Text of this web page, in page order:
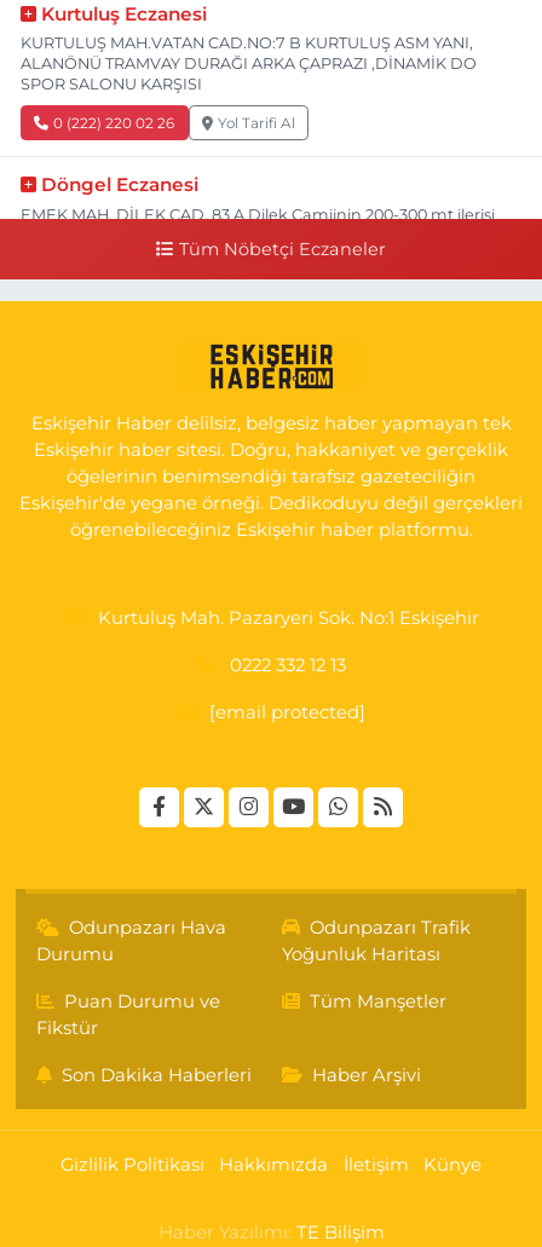
Kurtuluş Eczanesi
KURTULUŞ MAH.VATAN CAD.NO:7 B KURTULUŞ ASM YANI,
ALANÖNÜ TRAMVAY DURAĞI ARKA ÇAPRAZI ,DİNAMİK DO
SPOR SALONU KARŞISI
0 (222) 220 02 26 Yol Tarifi Al
Döngel Eczanesi
EMEK MAH. DİLEK CAD. 83 A Dilek Camiinin 200-300 mt ilerisi
İSTİKLAL MAH. ŞAİR FUZULİ CAD. NO:35 A HAVA HASTANESİ
KARŞI KÖŞESİ ŞAİR FUZULİ AİLE SAĞLIĞI MERKEZİ KARŞISI
0 (222) 230 11 31 Yol Tarifi Al
Tüm Nöbetçi Eczaneler
Eskişehir Haber delilsiz, belgesiz haber yapmayan tek
Eskişehir haber sitesi. Doğru, hakkaniyet ve gerçeklik
öğelerinin benimsendiği tarafsız gazeteciliğin
Eskişehir'de yegane örneği. Dedikoduyu değil gerçekleri
öğrenebileceğiniz Eskişehir haber platformu.
Kurtuluş Mah. Pazaryeri Sok. No:1 Eskişehir
0222 332 12 13
[email protected]
Odunpazarı Hava
Durumu
Odunpazarı Trafik
Yoğunluk Haritası
Puan Durumu ve
Fikstür
Tüm Manşetler
Son Dakika Haberleri Haber Arşivi
Gizlilik Politikası Hakkımızda İletişim Künye
Haber Yazılımı: TE Bilişim